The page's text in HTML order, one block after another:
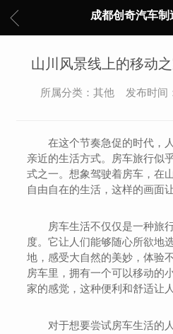
成都创奇汽车制
山川风景线上的移动
所属分类：其他 发布时间
在这个节奏急促的时代，
亲近的生活方式。房车旅行似
式之一。想象驾驶着房车，在
自由自在的生活，这样的画面
房车生活不仅仅是一种旅
度。它让人们能够随心所欲地
地，感受大自然的美妙，体验
房车里，拥有一个可以移动的
家的感觉，这种便利和舒适让
对于想要尝试房车生活的